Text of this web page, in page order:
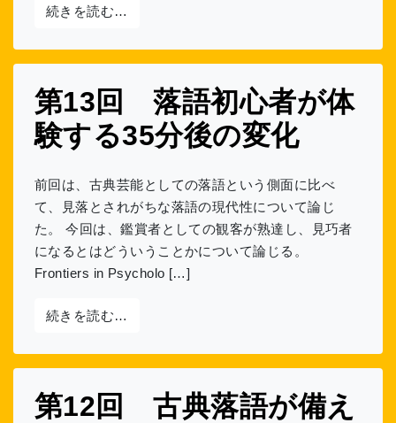
続きを読む…
第13回 落語初心者が体
験する35分後の変化
前回は、古典芸能としての落語という側面に比べ
て、見落とされがちな落語の現代性について論じ
た。 今回は、鑑賞者としての観客が熟達し、見巧者
になるとはどういうことかについて論じる。
Frontiers in Psycholo […]
続きを読む…
第12回 古典落語が備え